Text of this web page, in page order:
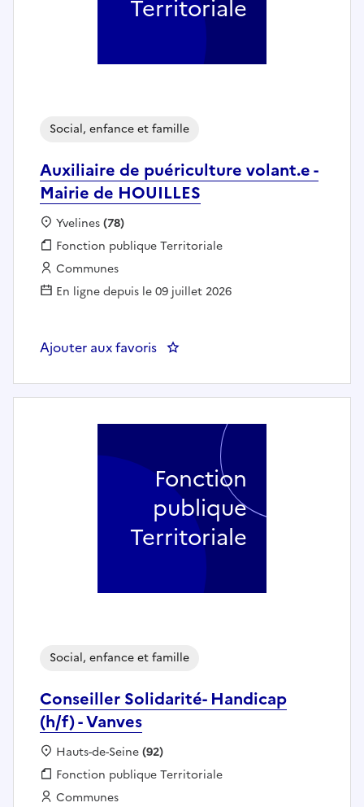
Auxiliaire de puériculture volant.e -
Mairie de HOUILLES
Social, enfance et famille
Localisation :
Yvelines(78)
Fonction publique :
Fonction publique Territoriale
Employeur :
Communes
En ligne depuis le 09 juillet 2026
Ajouter aux favoris : Auxiliaire de puériculture
Territoriale
Conseiller Solidarité- Handicap
(h/f) - Vanves
Social, enfance et famille
Localisation :
Hauts-de-Seine(92)
Fonction publique :
Fonction publique Territoriale
Employeur :
Communes
Fonction
publique
Territoriale